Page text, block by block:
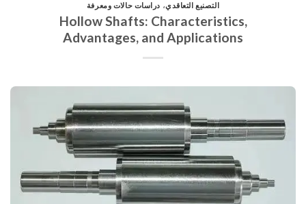
التصنيع التعاقدي، دراسات حالات ومعرفة
Hollow Shafts: Characteristics,
Advantages, and Applications